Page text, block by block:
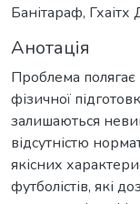
Банітараф,
Анотація
Проблема полягає
фізичної
залишаються
відсутністю
якісних
футболістів, які